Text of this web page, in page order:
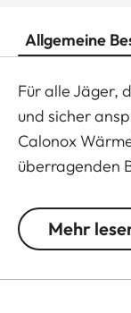
Allgemeine
Für alle Jäger,
und sicher
Calonox
überragenden
sowie bei
Mehr